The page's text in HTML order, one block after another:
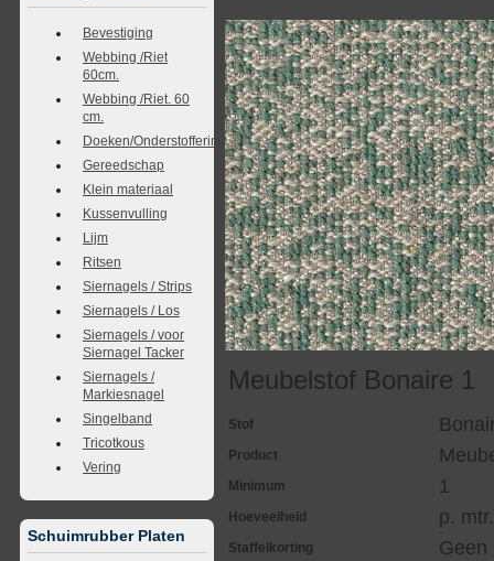
Bevestiging
Webbing /Riet
60cm.
Webbing /Riet. 60
cm.
Doeken/Onderstoffering
Gereedschap
Klein materiaal
Kussenvulling
Lijm
Ritsen
Siernagels / Strips
Siernagels / Los
Siernagels / voor
Siernagel Tacker
Siernagels /
Markiesnagel
Singelband
Tricotkous
Vering
Schuimrubber Platen
Meubelstof Bonaire 1
Stof
Product
Minimum 1
Hoeveelheid p. mtr.
Staffelkorting Geen